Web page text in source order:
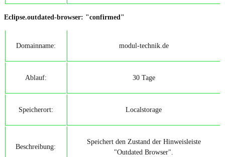
Eclipse.outdated-browser: "confirmed"
Domainname: modul-technik.de
Ablauf: 30 Tage
Speicherort: Localstorage
Beschreibung:
Speichert den Zustand der Hinweisleiste
"Outdated Browser".